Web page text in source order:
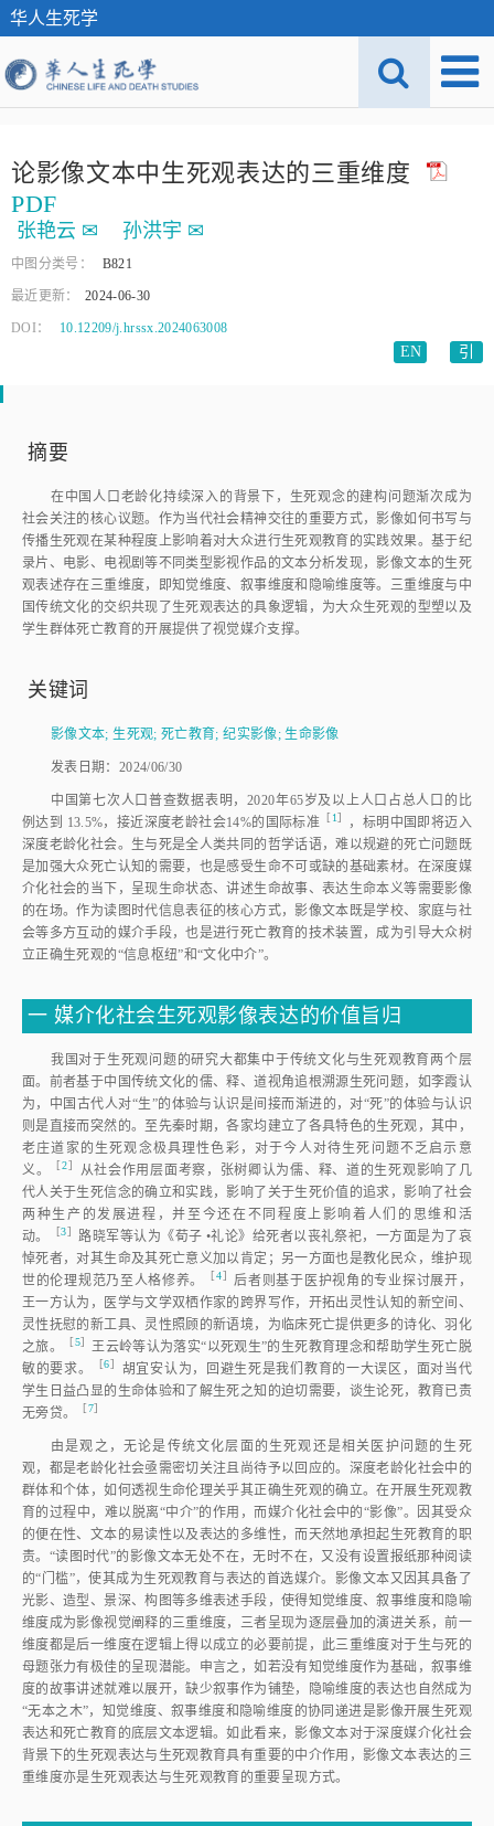
华人生死学
论影像文本中生死观表达的三重维度
PDF
张艳云 ✉ 孙洪宇 ✉
中图分类号： B821
最近更新： 2024-06-30
DOI： 10.12209/j.hrssx.2024063008
EN 引
摘要
在中国人口老龄化持续深入的背景下，生死观念的建构问题渐次成为
社会关注的核心议题。作为当代社会精神交往的重要方式，影像如何书写与
传播生死观在某种程度上影响着对大众进行生死观教育的实践效果。基于纪
录片、电影、电视剧等不同类型影视作品的文本分析发现，影像文本的生死
观表述存在三重维度，即知觉维度、叙事维度和隐喻维度等。三重维度与中
国传统文化的交织共现了生死观表达的具象逻辑，为大众生死观的型塑以及
学生群体死亡教育的开展提供了视觉媒介支撑。
关键词
影像文本; 生死观;死亡教育;纪实影像; 生命影像
发表日期：2024/06/30
中国第七次人口普查数据表明，2020年65岁及以上人口占总人口的比
例达到 13.5%，接近深度老龄社会14%的国际标准 ［ 1］
，标明中国即将迈入
深度老龄化社会。生与死是全人类共同的哲学话语，难以规避的死亡问题既
是加强大众死亡认知的需要，也是感受生命不可或缺的基础素材。在深度媒
介化社会的当下，呈现生命状态、讲述生命故事、表达生命本义等需要影像
的在场。作为读图时代信息表征的核心方式，影像文本既是学校、家庭与社
会等多方互动的媒介手段，也是进行死亡教育的技术装置，成为引导大众树
立正确生死观的“信息枢纽”和“文化中介”。
一 媒介化社会生死观影像表达的价值旨归
我国对于生死观问题的研究大都集中于传统文化与生死观教育两个层
面。前者基于中国传统文化的儒、释、道视角追根溯源生死问题，如李霞认
为，中国古代人对“生”的体验与认识是间接而渐进的，对“死”的体验与认识
则是直接而突然的。至先秦时期，各家均建立了各具特色的生死观，其中，
老庄道家的生死观念极具理性色彩，对于今人对待生死问题不乏启示意
义。 ［2］
从社会作用层面考察，张树卿认为儒、释、道的生死观影响了几
代人关于生死信念的确立和实践，影响了关于生死价值的追求，影响了社会
两种生产的发展进程，并至今还在不同程度上影响着人们的思维和活
动。 ［3］ 路晓军等认为《荀子 •礼论》给死者以丧礼祭祀，一方面是为了哀
悼死者，对其生命及其死亡意义加以肯定；另一方面也是教化民众，维护现
世的伦理规范乃至人格修养。 ［4］ 后者则基于医护视角的专业探讨展开，
王一方认为，医学与文学双栖作家的跨界写作，开拓出灵性认知的新空间、
灵性抚慰的新工具、灵性照顾的新语境，为临床死亡提供更多的诗化、羽化
之旅。 ［5］ 王云岭等认为落实“以死观生”的生死教育理念和帮助学生死亡脱
敏的要求。 ［6］ 胡宜安认为，回避生死是我们教育的一大误区，面对当代
学生日益凸显的生命体验和了解生死之知的迫切需要，谈生论死，教育已责
无旁贷。 ［7］
由是观之，无论是传统文化层面的生死观还是相关医护问题的生死
观，都是老龄化社会亟需密切关注且尚待予以回应的。深度老龄化社会中的
群体和个体，如何透视生命伦理关乎其正确生死观的确立。在开展生死观教
育的过程中，难以脱离“中介”的作用，而媒介化社会中的“影像”。因其受众
的便在性、文本的易读性以及表达的多维性，而天然地承担起生死教育的职
责。“读图时代”的影像文本无处不在，无时不在，又没有设置报纸那种阅读
的“门槛”，使其成为生死观教育与表达的首选媒介。影像文本又因其具备了
光影、造型、景深、构图等多维表述手段，使得知觉维度、叙事维度和隐喻
维度成为影像视觉阐释的三重维度，三者呈现为逐层叠加的演进关系，前一
维度都是后一维度在逻辑上得以成立的必要前提，此三重维度对于生与死的
母题张力有极佳的呈现潜能。申言之，如若没有知觉维度作为基础，叙事维
度的故事讲述就难以展开，缺少叙事作为铺垫，隐喻维度的表达也自然成为
“无本之木”，知觉维度、叙事维度和隐喻维度的协同递进是影像开展生死观
表达和死亡教育的底层文本逻辑。如此看来，影像文本对于深度媒介化社会
背景下的生死观表达与生死观教育具有重要的中介作用，影像文本表达的三
重维度亦是生死观表达与生死观教育的重要呈现方式。